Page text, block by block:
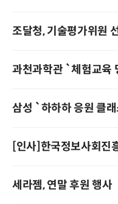
조달청, 기술평가위원
과천과학관 `체험교육
삼성 `하하하 응원 클
[인사]한국정보사회진
세라젬, 연말 후원 행사